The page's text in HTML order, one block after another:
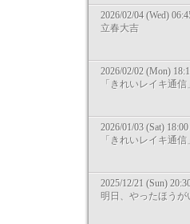
2026/02/04 (Wed)
立春大吉
2026/02/02 (Mon)
「きれいレイキ通信
2026/01/03 (Sat) 18:00
「きれいレイキ通信
2025/12/21 (Sun)
明日、やったほうが